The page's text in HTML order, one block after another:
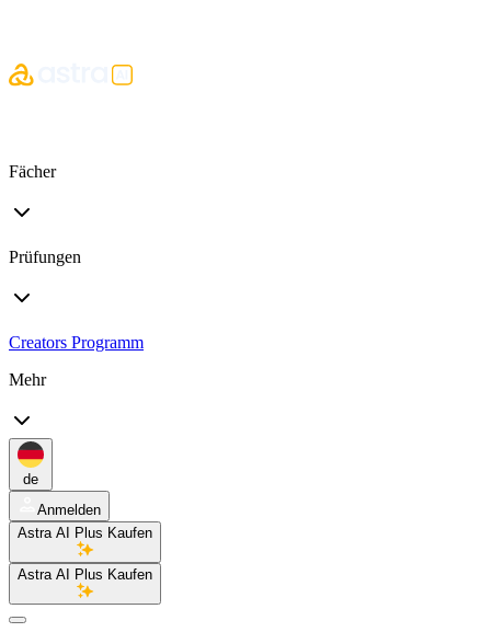
Fächer
Prüfungen
Creators Programm
Mehr
de
Anmelden
Astra AI Plus Kaufen
Astra AI Plus Kaufen